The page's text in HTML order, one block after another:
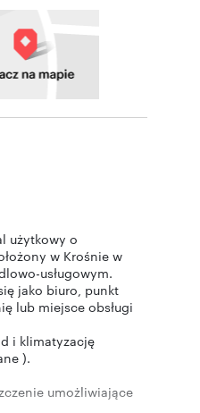
użytkowy o
w Krośnie w
usługowym.
jako biuro, punkt
lub miejsce obsługi
i klimatyzację
).
umożliwiające